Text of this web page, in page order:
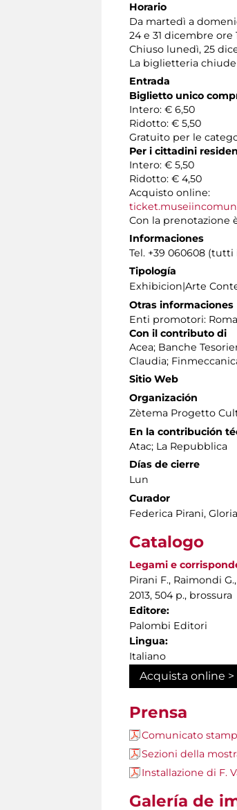
Horario
Da martedì a
24 e 31 dicembre ore
Chiuso lunedì, 25
La biglietteria
Entrada
Biglietto unico
Intero: € 6,50
Ridotto: € 5,50
Gratuito per le
Per i cittadini
Intero: € 5,50
Ridotto: € 4,50
Acquisto online:
Con la prenotazione
Informaciones
Tel. +39 060608 (tutti
Tipología
Exhibicion|Arte
Otras informaciones
Enti promotori:
Con il contributo di
Acea; Banche
Claudia;
Sitio Web
Organización
Zètema Progetto
En la contribución
Atac; La Repubblica
Días de cierre
Lun
Curador
Federica Pirani,
Catalogo
Legami e
Pirani F., Raimondi G.,
2013, 504 p., brossura
Editore:
Palombi Editori
Lingua:
Italiano
Acquista online >
Prensa
Comunicato
Sezioni della
Installazione di F.
Galería de